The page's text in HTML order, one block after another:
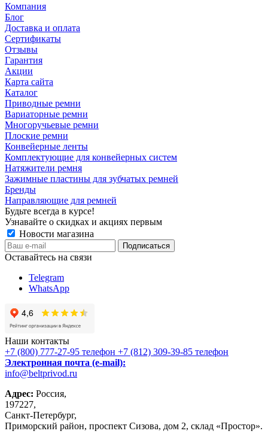
Компания
Блог
Доставка и оплата
Сертификаты
Отзывы
Гарантия
Акции
Карта сайта
Каталог
Приводные ремни
Вариаторные ремни
Многоручьевые ремни
Плоские ремни
Конвейерные ленты
Комплектующие для конвейерных систем
Натяжители ремня
Зажимные пластины для зубчатых ремней
Бренды
Направляющие для ремней
Будьте всегда в курсе!
Узнавайте о скидках и акциях первым
Новости магазина
Оставайтесь на связи
Telegram
WhatsApp
Наши контакты
+7 (800) 777-27-95 телефон +7 (812) 309-39-85 телефон
Электронная почта (e-mail):
info@beltprivod.ru
Адрес: Россия,
197227,
Санкт-Петербург,
Приморский район, проспект Сизова, дом 2, склад «Простор».